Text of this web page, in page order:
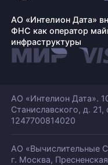
АО «Интелион Дата»
ФНС как оператор
инфраструктуры
АО «Интелион Дата».
Станиславского, д. 21,
1247700814020
АО «Вычислительные
г. Москва,